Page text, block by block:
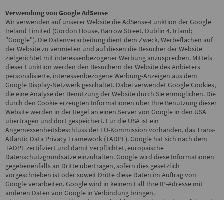
Verwendung von Google AdSense
Wir verwenden auf unserer Website die AdSense-Funktion der Google
Ireland Limited (Gordon House, Barrow Street, Dublin 4, Irland;
"Google"). Die Datenverarbeitung dient dem Zweck, Werbeflächen auf
der Website zu vermieten und auf diesen die Besucher der Website
zielgerichtet mit interessenbezogener Werbung anzusprechen. Mittels
dieser Funktion werden den Besuchern der Website des Anbieters
personalisierte, interessenbezogene Werbung-Anzeigen aus dem
Google Display-Netzwerk geschaltet. Dabei verwendet Google Cookies,
die eine Analyse der Benutzung der Website durch Sie ermöglichen. Die
durch den Cookie erzeugten Informationen über Ihre Benutzung dieser
Website werden in der Regel an einen Server von Google in den USA
übertragen und dort gespeichert. Für die USA ist ein
Angemessenheitsbeschluss der EU-Kommission vorhanden, das Trans-
Atlantic Data Privacy Framework (TADPF). Google hat sich nach dem
TADPF zertifiziert und damit verpflichtet, europäische
Datenschutzgrundsätze einzuhalten.Google wird diese Informationen
gegebenenfalls an Dritte übertragen, sofern dies gesetzlich
vorgeschrieben ist oder soweit Dritte diese Daten im Auftrag von
Google verarbeiten. Google wird in keinem Fall Ihre IP-Adresse mit
anderen Daten von Google in Verbindung bringen.